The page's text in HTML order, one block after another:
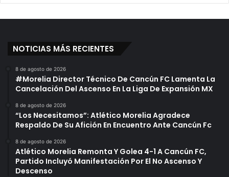
NOTICIAS MÁS RECIENTES
8 de agosto de 2026
#Morelia Director Técnico De Cancún FC Lamenta La
Cancelación Del Ascenso En La Liga De Expansión MX
8 de agosto de 2026
“Los Necesitamos”: Atlético Morelia Agradece
Respaldo De Su Afición En Encuentro Ante Cancún Fc
8 de agosto de 2026
Atlético Morelia Remonta Y Golea 4-1 A Cancún FC,
Partido Incluyó Manifestación Por El No Ascenso Y
Descenso